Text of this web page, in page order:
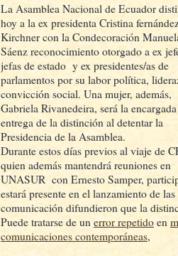
La Asamblea Nacional de Ecuador
hoy a la ex presidenta Cristina
Kirchner con la Condecoración
Sáenz reconocimiento otorgado a ex
jefas de estado y ex presidentes/as de
parlamentos por su labor política,
convicción social. Una mujer, además,
Gabriela Rivanedeira, será la
entrega de la distinción al detentar la
Presidencia de la Asamblea.
Durante estos días previos al viaje de
quien además mantendrá reuniones en
UNASUR con Ernesto Samper,
estará presente en el lanzamiento de
comunicación difundieron que la
Puede tratarse de un error repetido en
comunicaciones contemporáneas,